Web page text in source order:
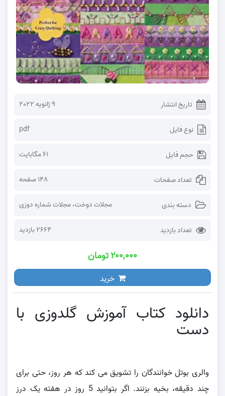
تاریخ انتشار 9 ژانویه 2022
نوع فایل pdf
حجم فایل 61 مگابایت
تعداد صفحات 148 صفحه
دسته بندی مجلات دوخت،مجلات شماره دوزی
تعداد بازدید 2664 بازدید
۲۰۰,۰۰۰ تومان
خرید
دانلود کتاب آموزش گلدوزی با
دست
والری بوتل خوانندگان را تشویق می کند که هر روز، حتی برای
چند دقیقه، بخیه بزنند. اگر بتوانید 5 روز در هفته یک درز